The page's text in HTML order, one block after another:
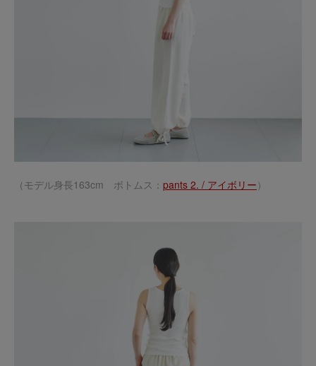
（モデル身長163cm ボトムス： pants 2. / アイボリー ）